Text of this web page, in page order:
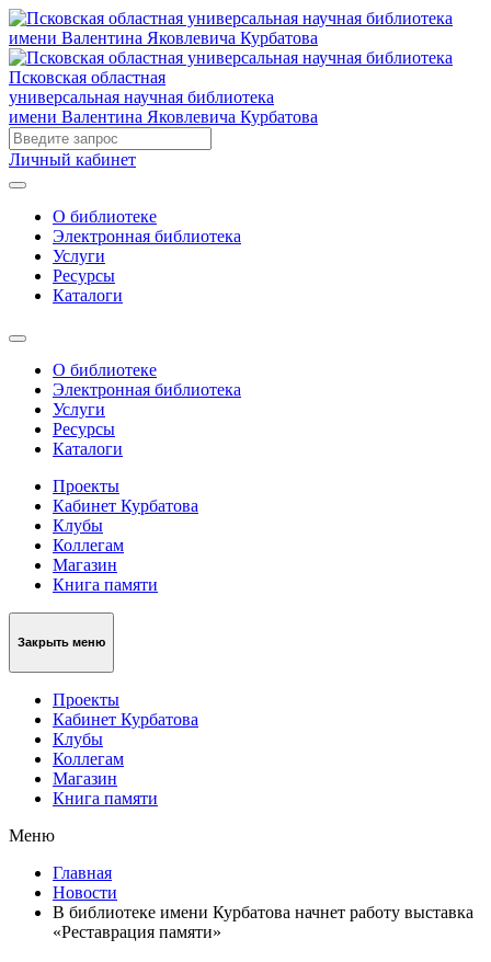
Псковская областная
универсальная научная библиотека
имени Валентина Яковлевича Курбатова
Личный кабинет
О библиотеке
Электронная библиотека
Услуги
Ресурсы
Каталоги
О библиотеке
Электронная библиотека
Услуги
Ресурсы
Каталоги
Проекты
Кабинет Курбатова
Клубы
Коллегам
Магазин
Книга памяти
Закрыть меню
Проекты
Кабинет Курбатова
Клубы
Коллегам
Магазин
Книга памяти
Меню
Главная
Новости
В библиотеке имени Курбатова начнет работу выставка
«Реставрация памяти»